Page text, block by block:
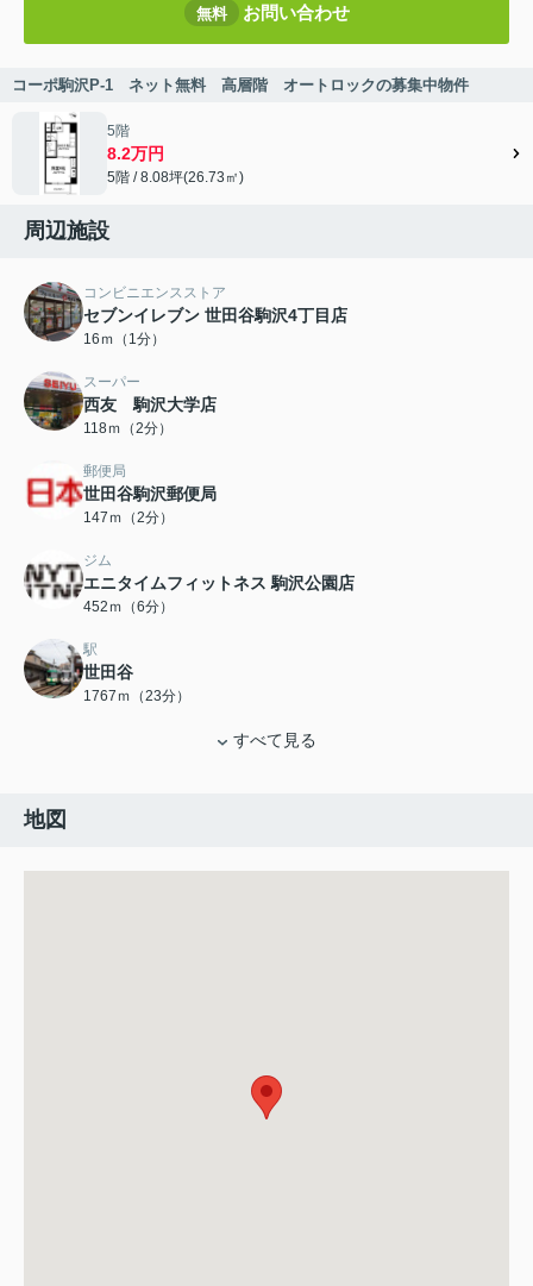
無料 お問い合わせ
コーポ駒沢P-1 ネット無料 高層階 オートロックの募集中物件
5階
8.2万円
5階 / 8.08坪(26.73㎡)
周辺施設
コンビニエンスストア
セブンイレブン 世田谷駒沢4丁目店
16ｍ（1分）
スーパー
西友 駒沢大学店
118ｍ（2分）
郵便局
世田谷駒沢郵便局
147ｍ（2分）
ジム
エニタイムフィットネス 駒沢公園店
452ｍ（6分）
駅
世田谷
1767ｍ（23分）
すべて見る
地図